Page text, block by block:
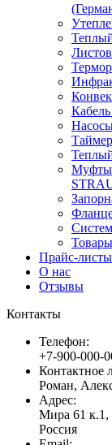
Муфты
Прайс-листы
О нас
Отзывы
Контакты
Телефон:
+7-900-000-
Контактное
Роман,
Адрес:
Мира 61 к.1,
Россия